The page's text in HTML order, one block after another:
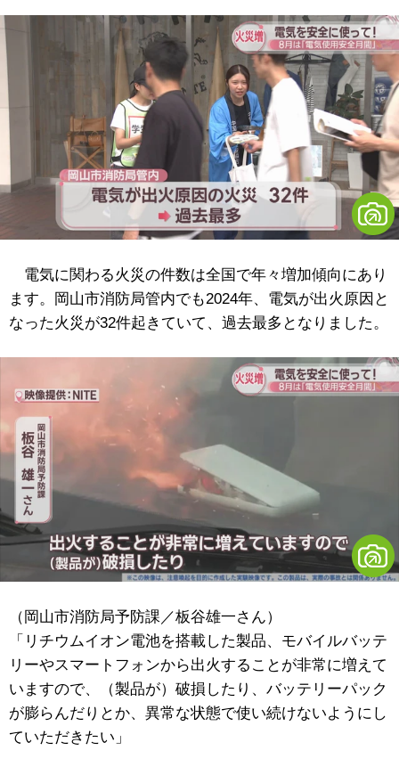
電気に関わる火災の件数は全国で年々増加傾向にあり
ます。岡山市消防局管内でも2024年、電気が出火原因と
なった火災が32件起きていて、過去最多となりました。
（岡山市消防局予防課／板谷雄一さん）
「リチウムイオン電池を搭載した製品、モバイルバッテ
リーやスマートフォンから出火することが非常に増えて
いますので、（製品が）破損したり、バッテリーパック
が膨らんだりとか、異常な状態で使い続けないようにし
ていただきたい」